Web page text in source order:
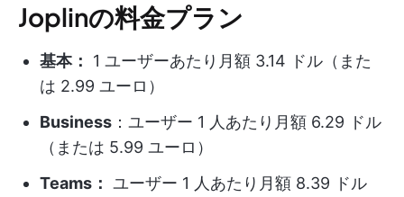
Joplinの料金プラン
基本：
1 ユーザーあたり月額 3.14 ドル（また
は 2.99 ユーロ）
Business ：ユーザー 1 人あたり月額 6.29 ドル
（または 5.99 ユーロ）
Teams： ユーザー 1 人あたり月額 8.39 ドル